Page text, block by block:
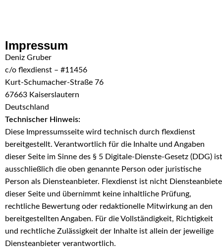
Impressum
Deniz Gruber
c/o flexdienst – #11456
Kurt-Schumacher-Straße 76
67663 Kaiserslautern
Deutschland
Technischer Hinweis:
Diese Impressumsseite wird technisch durch flexdienst
bereitgestellt. Verantwortlich für die Inhalte und Angaben
dieser Seite im Sinne des § 5 Digitale-Dienste-Gesetz (DDG) ist
ausschließlich die oben genannte Person oder juristische
Person als Diensteanbieter. Flexdienst ist nicht
dieser Seite und übernimmt keine inhaltliche Prüfung,
rechtliche Bewertung oder redaktionelle Mitwirkung an den
bereitgestellten Angaben. Für die Vollständigkeit, Richtigkeit
und rechtliche Zulässigkeit der Inhalte ist allein der jeweilige
Diensteanbieter verantwortlich.